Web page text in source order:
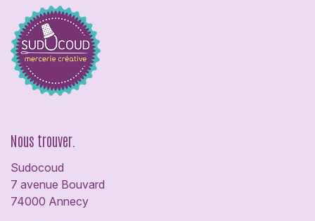
Nous trouver.
Sudocoud
7 avenue Bouvard
74000 Annecy